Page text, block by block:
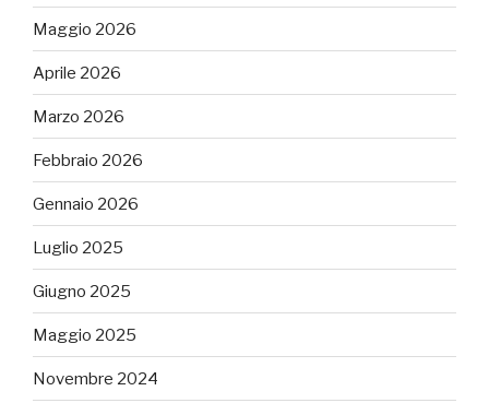
Maggio 2026
Aprile 2026
Marzo 2026
Febbraio 2026
Gennaio 2026
Luglio 2025
Giugno 2025
Maggio 2025
Novembre 2024